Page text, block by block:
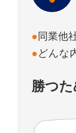
同業他
どんな
勝つ